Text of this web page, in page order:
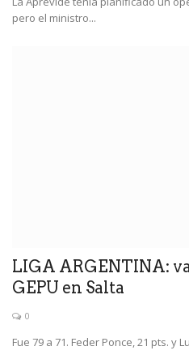
pero el ministro...
LIGA ARGENTINA:
GEPU en Salta
0
Fue 79 a 71. Feder Ponce, 21 pts. y